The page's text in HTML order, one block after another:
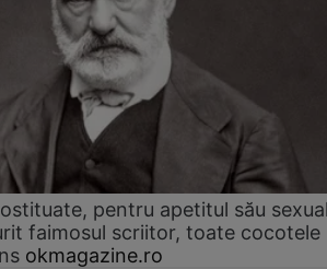
pentru apetitul său
faimosul scriitor, toate cocotele
okmagazine.ro